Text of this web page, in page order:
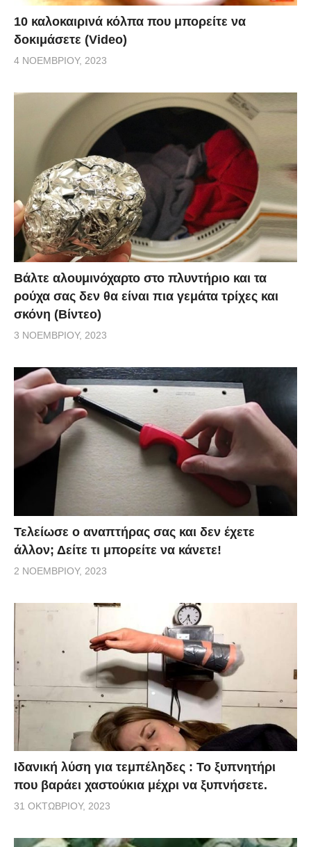
10 καλοκαιρινά κόλπα που μπορείτε να
δοκιμάσετε (Video)
4 ΝΟΕΜΒΡΊΟΥ, 2023
Βάλτε αλουμινόχαρτο στο πλυντήριο και τα
ρούχα σας δεν θα είναι πια γεμάτα τρίχες και
σκόνη (Βίντεο)
3 ΝΟΕΜΒΡΊΟΥ, 2023
Τελείωσε ο αναπτήρας σας και δεν έχετε
άλλον; Δείτε τι μπορείτε να κάνετε!
2 ΝΟΕΜΒΡΊΟΥ, 2023
Ιδανική λύση για τεμπέληδες : Το ξυπνητήρι
που βαράει χαστούκια μέχρι να ξυπνήσετε.
31 ΟΚΤΩΒΡΊΟΥ, 2023